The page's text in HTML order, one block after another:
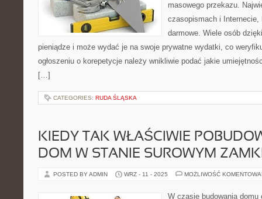
masowego przekazu.
czasopismach i Internecie,
darmowe. Wiele osób
pieniądze i może wydać je na swoje prywatne wydatki, co
ogłoszeniu o korepetycje należy wnikliwie podać jakie
[…]
CATEGORIES: RUDA ŚLĄSKA
KIEDY TAK WŁAŚCIWIE
DOM W STANIE SUROWYM
POSTED BY ADMIN WRZ - 11 - 2025 MOŻLIWOŚĆ
W czasie budowania